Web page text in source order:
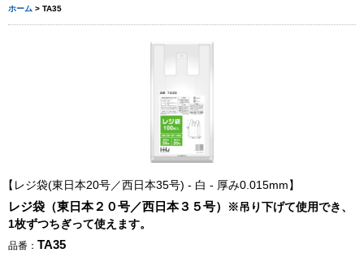
ホーム > TA35
レジ袋(東日本20号／西日本35号) - 白 - 厚み0.015mm
レジ袋（東日本２０号／西日本３５号）
※吊り下げて使用でき、
1枚ずつちぎって使えます。
品番： TA35